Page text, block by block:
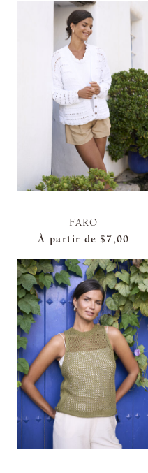
FARO
À partir de $7,00